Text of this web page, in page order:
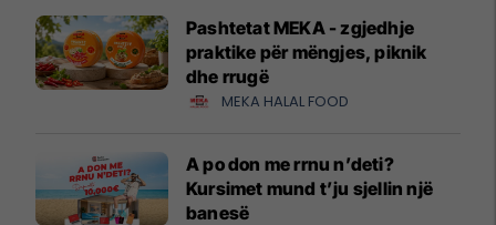
Pashtetat MEKA - zgjedhje
praktike për mëngjes, piknik
dhe rrugë
MEKA HALAL FOOD
A po don me rrnu n’deti?
Kursimet mund t’ju sjellin një
banesë